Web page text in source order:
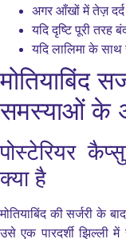
अगर आँखों में तेज़ दर्द
यदि दृष्टि पूरी तरह
यदि लालिमा के साथ
मोतियाबिंद
समस्याओं के
पोस्टेरियर
क्या है
मोतियाबिंद की सर्जरी के
उसे एक पारदर्शी झिल्ली